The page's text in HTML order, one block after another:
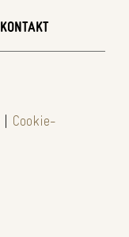
KONTAKT
Cookie-